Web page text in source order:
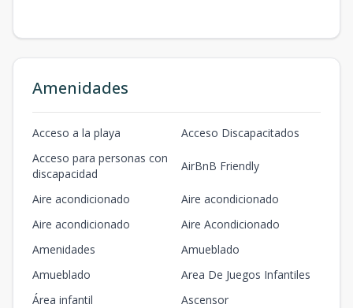
Amenidades
Acceso a la playa
Acceso Discapacitados
Acceso para personas con
discapacidad
AirBnB Friendly
Aire acondicionado
Aire acondicionado
Aire acondicionado
Aire Acondicionado
Amenidades
Amueblado
Amueblado
Area De Juegos Infantiles
Área infantil
Ascensor